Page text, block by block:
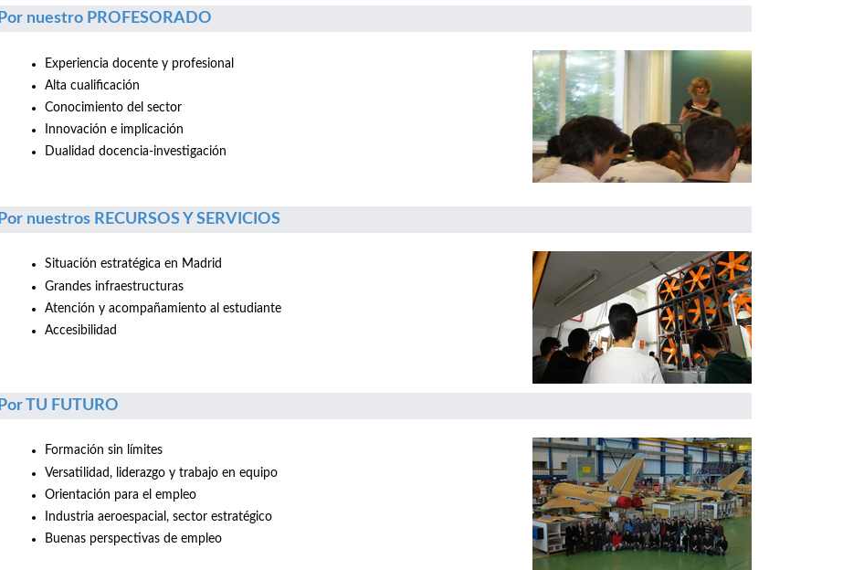
Por nuestro PROFESORADO
Experiencia docente y profesional
Alta cualificación
Conocimiento del sector
Innovación e implicación
Dualidad docencia-investigación
Por nuestros RECURSOS Y SERVICIOS
Situación estratégica en Madrid
Grandes infraestructuras
Atención y acompañamiento al estudiante
Accesibilidad
Por TU FUTURO
Formación sin límites
Versatilidad, liderazgo y trabajo en equipo
Orientación para el empleo
Industria aeroespacial, sector estratégico
Buenas perspectivas de empleo